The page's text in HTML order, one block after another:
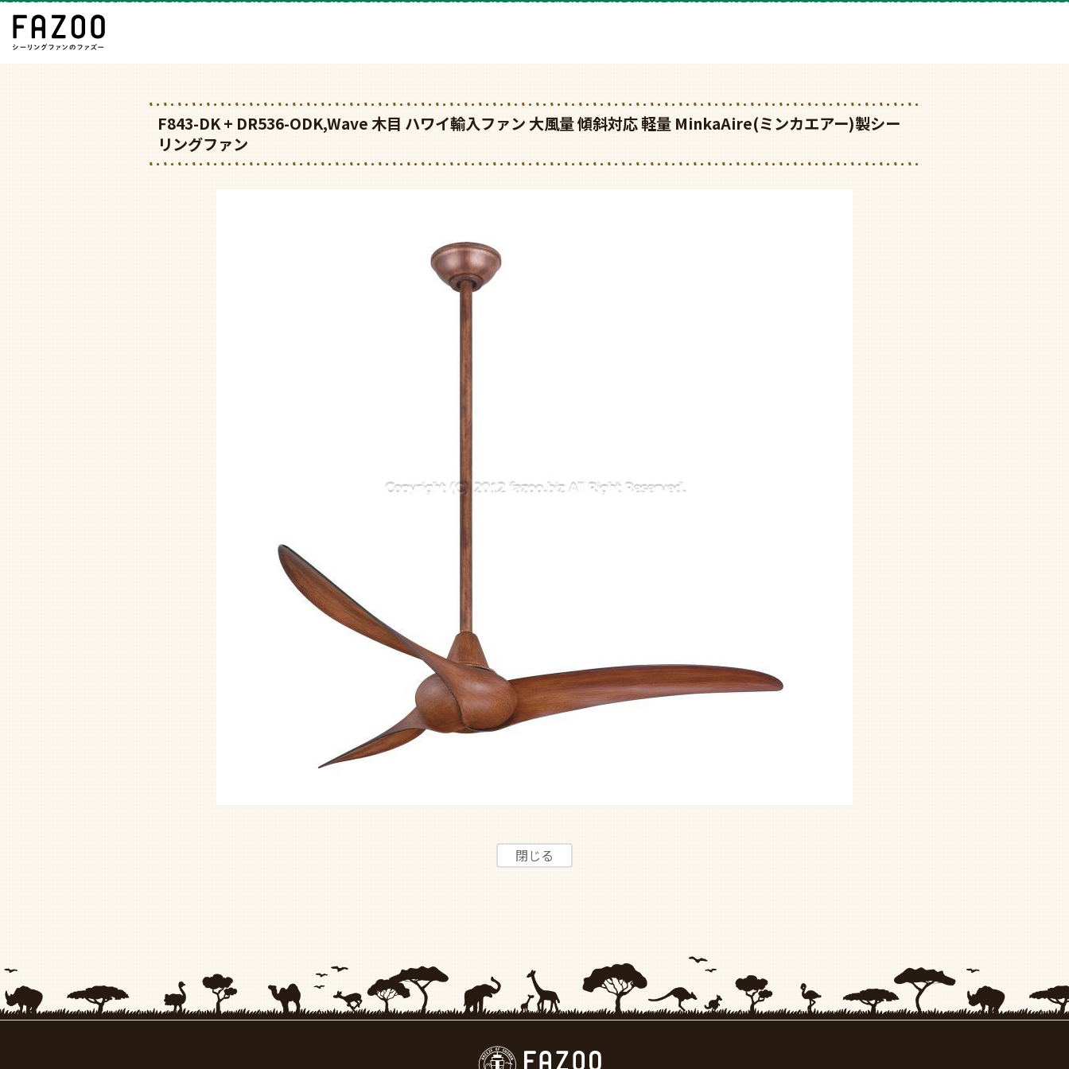
F843-DK + DR536-ODK,Wave 木目 ハワイ輸入ファン 大風量 傾斜対応 軽量 MinkaAire(ミンカエアー)製シー
リングファン